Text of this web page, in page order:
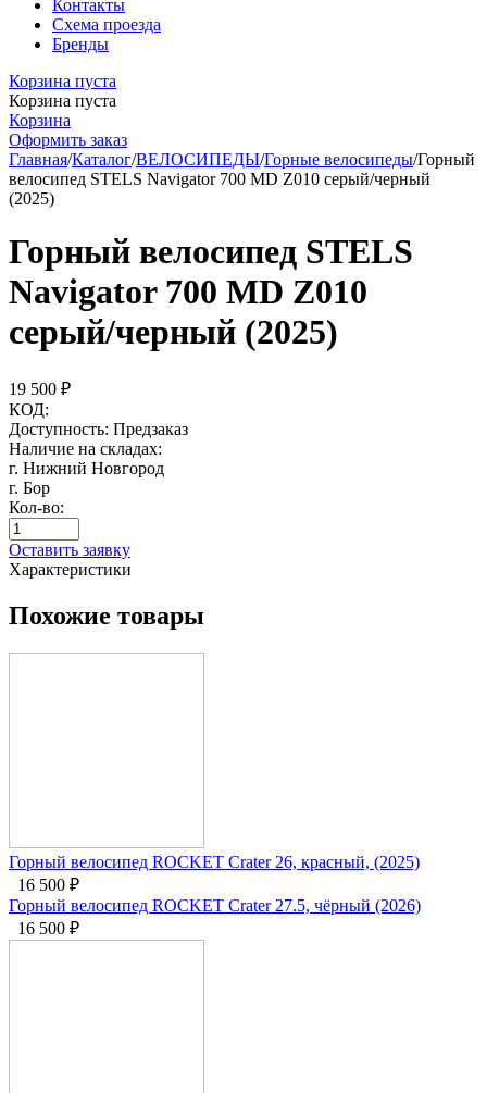
Контакты
Схема проезда
Бренды
Корзина пуста
Корзина пуста
Корзина
Оформить заказ
Главная/Каталог/ВЕЛОСИПЕДЫ/Горные велосипеды/Горный
велосипед STELS Navigator 700 MD Z010 серый/черный
(2025)
Горный велосипед STELS
Navigator 700 MD Z010
серый/черный (2025)
19 500 ₽
КОД:
Доступность: Предзаказ
Наличие на складах:
г. Нижний Новгород
г. Бор
Кол-во:
Оставить заявку
Характеристики
Похожие товары
Горный велосипед ROCKET Crater 26, красный, (2025)
16 500 ₽
Горный велосипед ROCKET Crater 27.5, чёрный (2026)
16 500 ₽